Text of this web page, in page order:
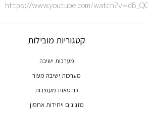
קטגוריות מובילות
מערכות ישיבה
מערכות ישיבה מעור
כורסאות מעוצבות
מזנונים ויחידות אחסון